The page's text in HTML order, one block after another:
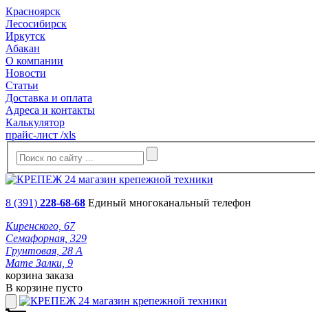
Красноярск
Лесосибирск
Иркутск
Абакан
О компании
Новости
Статьи
Доставка и оплата
Адреса и контакты
Калькулятор
прайс-лист /xls
8 (391) 228-68-68 Единый многоканальный телефон
Киренского, 67
Семафорная, 329
Грунтовая, 28 А
Мате Залки, 9
корзина заказа
В корзине пусто